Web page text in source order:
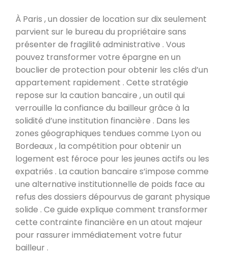
À Paris , un dossier de location sur dix seulement
parvient sur le bureau du propriétaire sans
présenter de fragilité administrative . Vous
pouvez transformer votre épargne en un
bouclier de protection pour obtenir les clés d’un
appartement rapidement . Cette stratégie
repose sur la caution bancaire , un outil qui
verrouille la confiance du bailleur grâce à la
solidité d’une institution financière . Dans les
zones géographiques tendues comme Lyon ou
Bordeaux , la compétition pour obtenir un
logement est féroce pour les jeunes actifs ou les
expatriés . La caution bancaire s’impose comme
une alternative institutionnelle de poids face au
refus des dossiers dépourvus de garant physique
solide . Ce guide explique comment transformer
cette contrainte financière en un atout majeur
pour rassurer immédiatement votre futur
bailleur .